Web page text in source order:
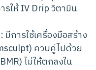
รให้ IV Drip วิตามิน
มีการใช้เครื่องมือสร้าง
ควบคู่ไปด้วย
ไม่ให้ตกลงใน